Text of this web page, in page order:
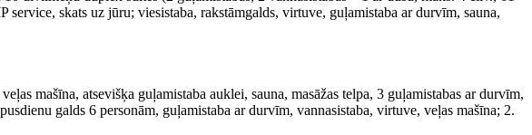
skats uz jūru; viesistaba, rakstāmgalds, virtuve, guļamistaba ar durvīm, sauna,
mašīna, atsevišķa guļamistaba auklei, sauna, masāžas telpa, 3 guļamistabas ar durvīm,
galds 6 personām, guļamistaba ar durvīm, vannasistaba, virtuve, veļas mašīna; 2.